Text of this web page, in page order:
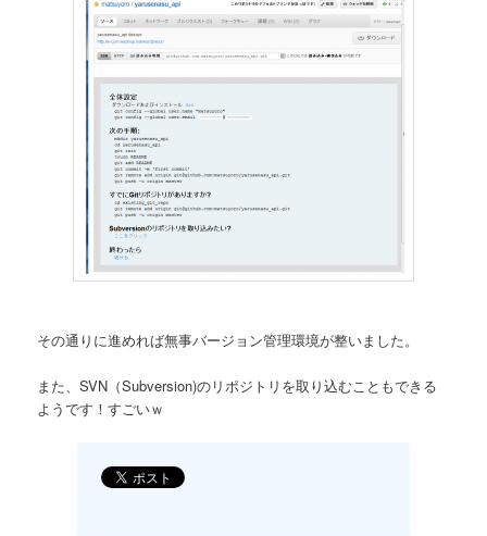
その通りに進めれば無事バージョン管理環境が整いました。
また、SVN（Subversion)のリポジトリを取り込むこともできる
ようです！すごいｗ